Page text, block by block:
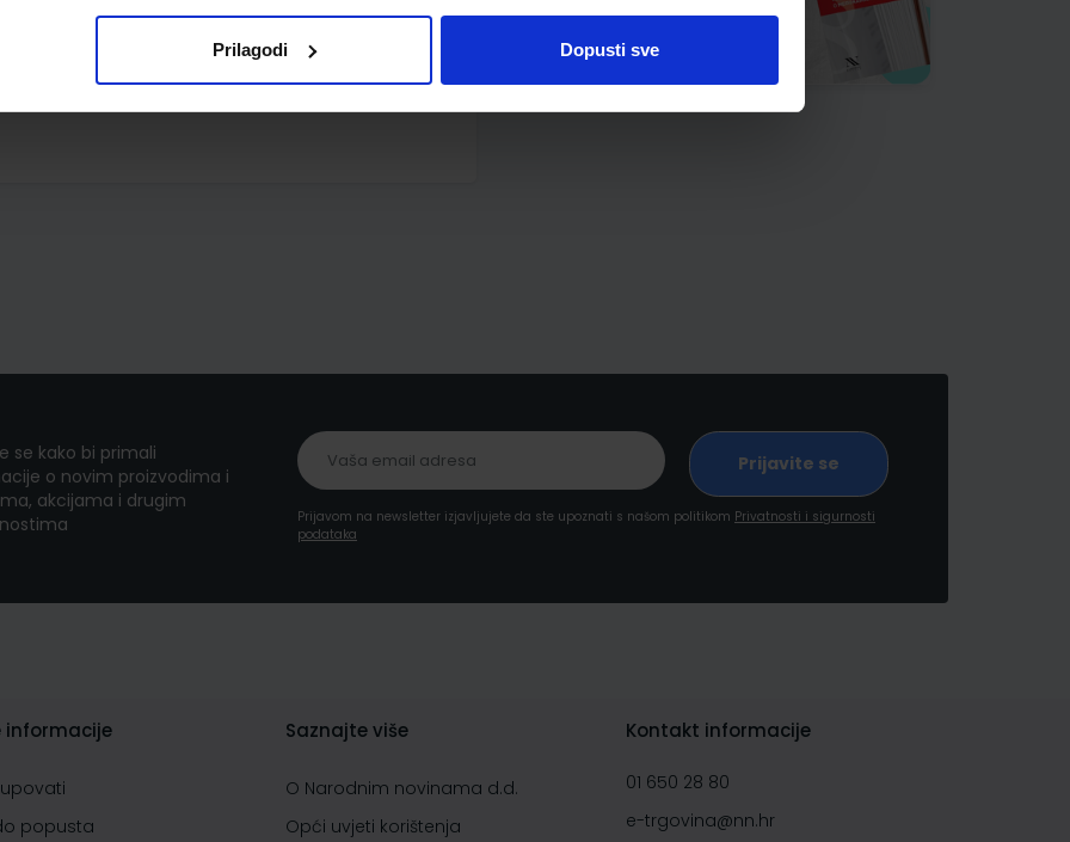
Prilagodi Dopusti sve
se kako bi primali
o novim proizvodima i
akcijama i drugim
Prijavom na newsletter izjavljujete da ste upoznati s našom politikom Privatnosti i sigurnosti
podataka
informacije
popusta
Saznajte više
O Narodnim novinama d.d.
Opći uvjeti korištenja
Kontakt informacije
01 650 28 80
e-trgovina@nn.hr